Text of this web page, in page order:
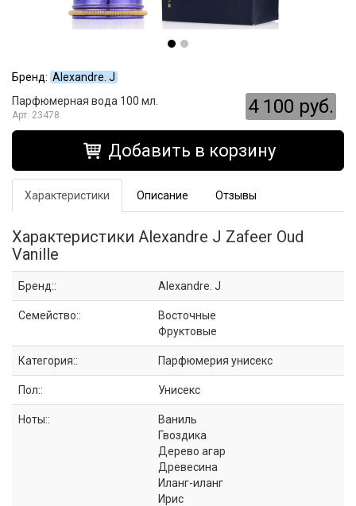
Бренд: Alexandre. J
Парфюмерная вода 100 мл.
23478 4 100 руб.
Добавить в корзину
Характеристики Описание Отзывы
Характеристики Alexandre J Zafeer Oud
Vanille
Бренд:: Alexandre. J
Семейство::
Восточные
Фруктовые
Категория:: Парфюмерия унисекс
Пол:: Унисекс
Ноты::
Ваниль
Гвоздика
Дерево агар
Древесина
Иланг-иланг
Ирис